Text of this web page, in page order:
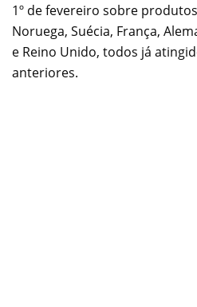
1º de fevereiro sobre
Noruega, Suécia, França,
e Reino Unido, todos já
anteriores.